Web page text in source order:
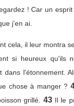
! Car un
j'en ai.
cela, il leur montra
si heureux qu'ils
dans l'étonnement.
chose à manger ?
grillé.
43 Il le